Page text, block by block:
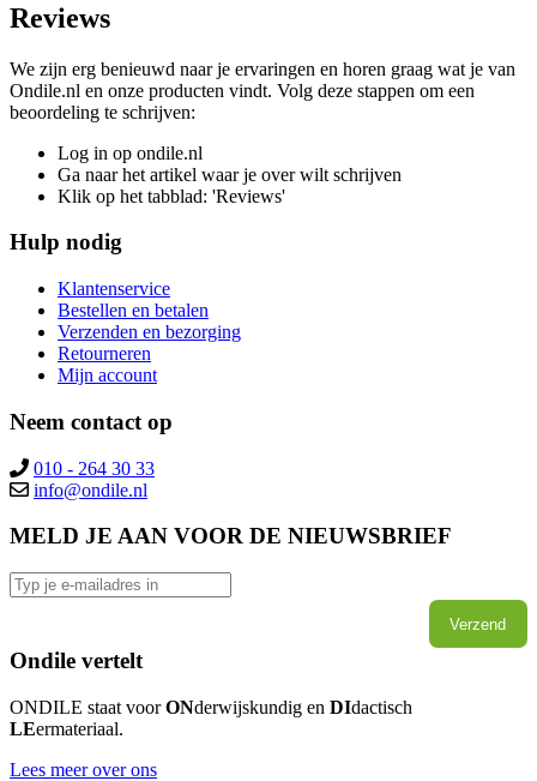
Reviews
We zijn erg benieuwd naar je ervaringen en horen graag wat je van
Ondile.nl en onze producten vindt. Volg deze stappen om een
beoordeling te schrijven:
Log in op ondile.nl
Ga naar het artikel waar je over wilt schrijven
Klik op het tabblad: 'Reviews'
Hulp nodig
Klantenservice
Bestellen en betalen
Verzenden en bezorging
Retourneren
Mijn account
Neem contact op
010 - 264 30 33
info@ondile.nl
MELD JE AAN VOOR DE NIEUWSBRIEF
Verzend
Ondile vertelt
ONDILE staat voorONderwijskundig en DIdactisch
LEermateriaal.
Lees meer over ons